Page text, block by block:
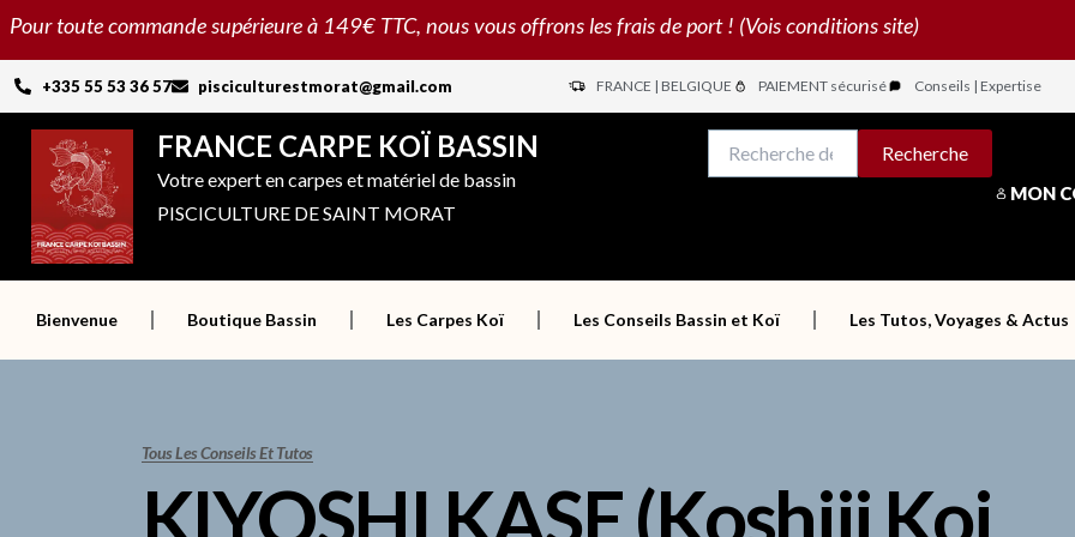
Aller
contenu
Pour toute commande supérieure à 149€ TTC, nous vous offrons les frais de port ! (Vois conditions site)
+335 55 53 36 57 pisciculturestmorat@gmail.com FRANCE | BELGIQUE PAIEMENT sécurisé Conseils | Expertise
FRANCE CARPE KOÏ BASSIN
Votre expert en carpes et matériel de bassin
PISCICULTURE DE SAINT MORAT
pour :
Recherche
MON
Bienvenue Boutique Bassin Les Carpes Koï Les Conseils Bassin et Koï Les Tutos, Voyages & Actus
Tous Les Conseils Et Tutos
KIYOSHI KASE (Koshiji Koi